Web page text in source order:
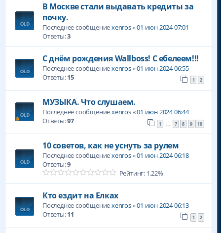
В Москве стали выдавать кредиты за
почку.
Последнее сообщениеxenros«01 июн 2024 07:01
Ответы:3
С днём рождения Wallboss! С ебелеем!!!
Последнее сообщениеxenros«01 июн 2024 06:55
Ответы:15 1 2
МУЗЫКА. Что слушаем.
Последнее сообщениеxenros«01 июн 2024 06:44
Ответы:97 1 … 7 8 9 10
10 советов, как не уснуть за рулем
Последнее сообщениеxenros«01 июн 2024 06:18
Ответы:9
Рейтинг: 1.22%
Кто ездит на Елках
Последнее сообщениеxenros«01 июн 2024 06:13
Ответы:11 1 2